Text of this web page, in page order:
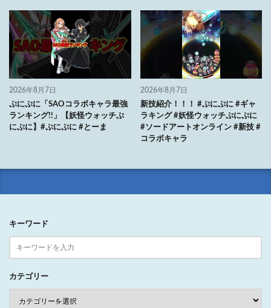
2026年8月7日
ぷにぷに「SAOコラボキャラ最強
ランキング!!」【妖怪ウォッチぷ
にぷに】#ぷにぷに #とーま
2026年8月7日
新技紹介！！！ #ぷにぷに #ギャ
ラキング #妖怪ウォッチぷにぷに
#ソードアートオンライン #新技 #
コラボキャラ
キーワード
カテゴリー